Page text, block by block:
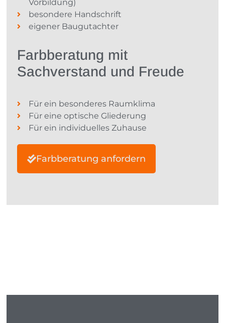
Vorbildung)
besondere Handschrift
eigener Baugutachter
Farbberatung mit
Sachverstand und Freude
Für ein besonderes Raumklima
Für eine optische Gliederung
Für ein individuelles Zuhause
Farbberatung anfordern